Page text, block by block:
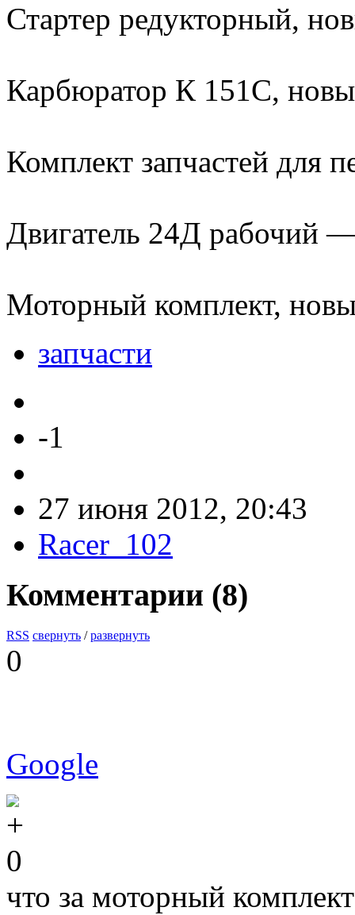
Стартер редукторный,
Карбюратор К 151С,
Комплект запчастей для
Двигатель 24Д рабочий
Моторный комплект,
запчасти
-1
27 июня 2012, 20:43
Racer_102
Комментарии (8)
RSS свернуть /развернуть
0
Google
0
что за моторный